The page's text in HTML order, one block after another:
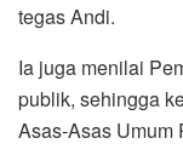
tegas Andi.
Ia juga menilai
publik, sehingga
Asas-Asas Umum